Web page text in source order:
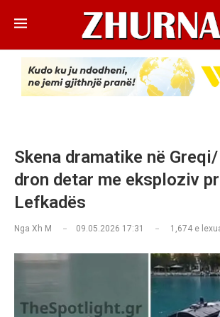
Skena dramatike në
dron detar me eksploziv
Lefkadës
Nga Xh M 09.05.2026 17:31 1,674 e